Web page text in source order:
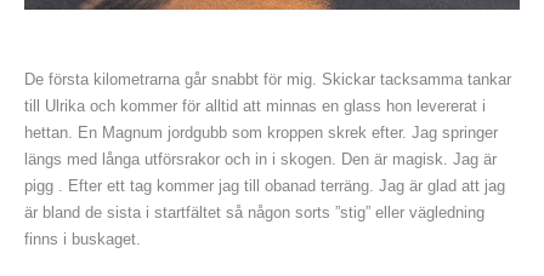
De första kilometrarna går snabbt för mig. Skickar tacksamma tankar
till Ulrika och kommer för alltid att minnas en glass hon levererat i
hettan. En Magnum jordgubb som kroppen skrek efter. Jag springer
längs med långa utförsrakor och in i skogen. Den är magisk. Jag är
pigg . Efter ett tag kommer jag till obanad terräng. Jag är glad att jag
är bland de sista i startfältet så någon sorts ”stig” eller vägledning
finns i buskaget.